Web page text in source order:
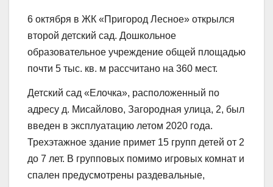
6 октября в ЖК «Пригород Лесное» открылся
второй детский сад. Дошкольное
образовательное учреждение общей площадью
почти 5 тыс. кв. м рассчитано на 360 мест.
Детский сад «Елочка», расположенный по
адресу д. Мисайлово, Загородная улица, 2, был
введен в эксплуатацию летом 2020 года.
Трехэтажное здание примет 15 групп детей от 2
до 7 лет. В групповых помимо игровых комнат и
спален предусмотрены раздевальные,